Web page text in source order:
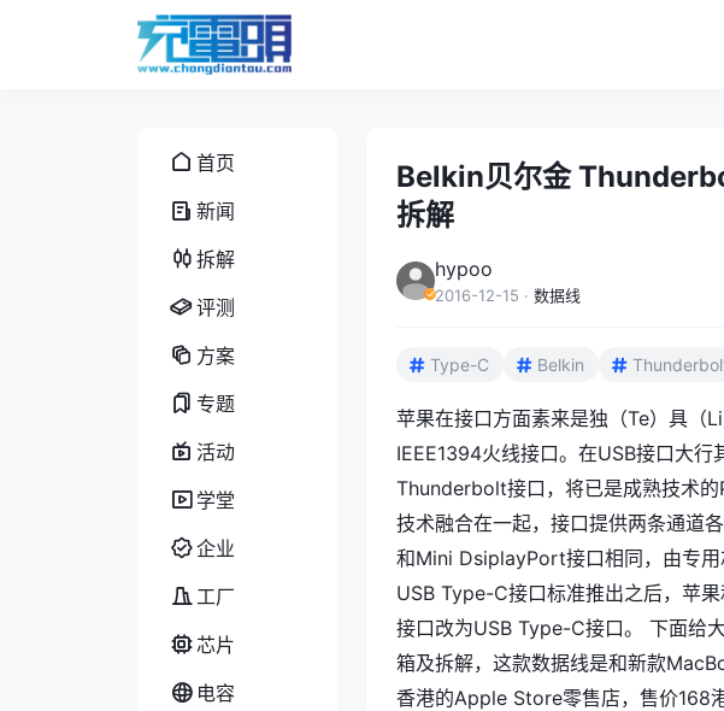
首页
新闻
拆解
评测
方案
专题
活动
学堂
企业
工厂
芯片
电容
Belkin贝尔金
拆解
hypoo
2016-12-15 · 数据线
Type-C Belkin
苹果在接口方面素来是独（Te）具（
IEEE1394火线接口。在USB接口大
Thunderbolt接口，将已是成熟技术
技术融合在一起，接口提供两条通道
和Mini DsiplayPort接口相同，由专
USB Type-C接口标准推出之后，苹
接口改为USB Type-C接口。 下面给
箱及拆解，这款数据线是和新款
香港的Apple Store零售店，售价168港